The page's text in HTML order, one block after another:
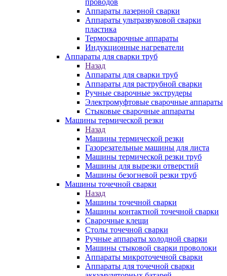
проводов
Аппараты лазерной сварки
Аппараты ультразвуковой сварки
пластика
Термосварочные аппараты
Индукционные нагреватели
Аппараты для сварки труб
Назад
Аппараты для сварки труб
Аппараты для раструбной сварки
Ручные сварочные экструдеры
Электромуфтовые сварочные аппараты
Стыковые сварочные аппараты
Машины термической резки
Назад
Машины термической резки
Газорезательные машины для листа
Машины термической резки труб
Машины для вырезки отверстий
Машины безогневой резки труб
Машины точечной сварки
Назад
Машины точечной сварки
Машины контактной точечной сварки
Сварочные клещи
Столы точечной сварки
Ручные аппараты холодной сварки
Машины стыковой сварки проволоки
Аппараты микроточечной сварки
Аппараты для точечной сварки